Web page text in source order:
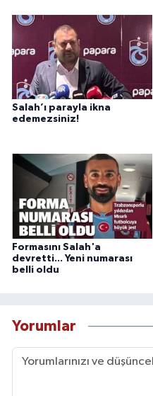
Salah’ı parayla ikna
edemezsiniz!
Formasını Salah'a
devretti... Yeni numarası
belli oldu
Yorumlar